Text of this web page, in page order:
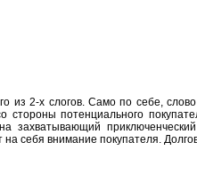
из 2-х слогов. Само по себе,
стороны потенциального
захватывающий
себя внимание покупателя.